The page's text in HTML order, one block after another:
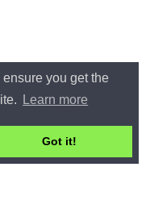
you get the
Learn more
Got it!